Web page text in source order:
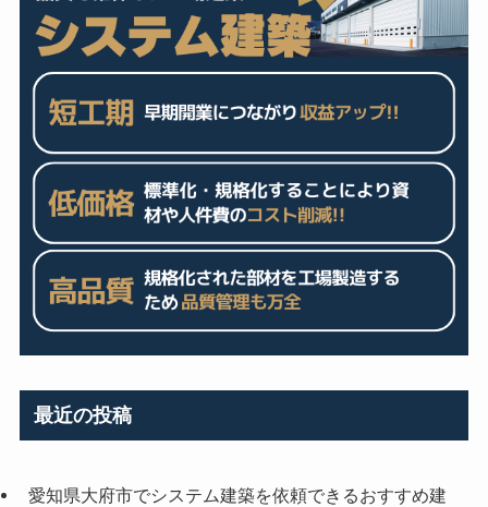
最近の投稿
愛知県大府市でシステム建築を依頼できるおすすめ建